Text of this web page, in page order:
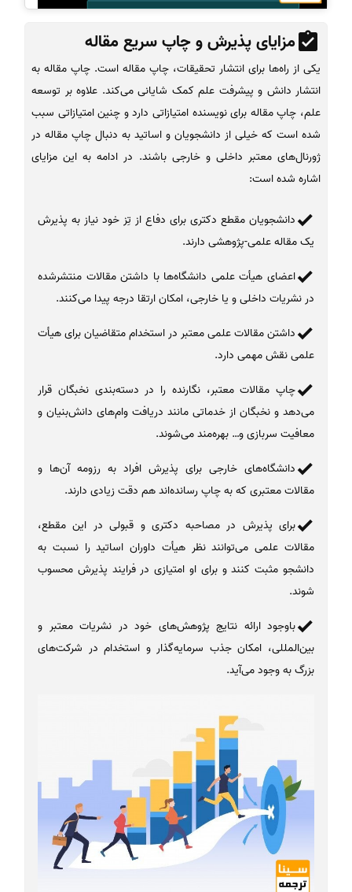
مزایای پذیرش و چاپ سریع مقاله
یکی از راه‌ها برای انتشار تحقیقات، چاپ مقاله است. چاپ مقاله به
انتشار دانش و پیشرفت علم کمک شایانی می‌کند. علاوه بر توسعه
علم، چاپ مقاله برای نویسنده امتیازاتی دارد و چنین امتیازاتی سبب
شده است که خیلی از دانشجویان و اساتید به دنبال چاپ مقاله در
ژورنال‌های معتبر داخلی و خارجی باشند. در ادامه به این مزایای
اشاره شده است:
دانشجویان مقطع دکتری برای دفاع از تِز خود نیاز به پذیرش
یک مقاله علمی‌-پژوهشی دارند.
اعضای هیأت علمی دانشگاه‌ها با داشتن مقالات منتشرشده
در نشریات داخلی و یا خارجی، امکان ارتقا درجه پیدا می‌کنند.
داشتن مقالات علمی معتبر در استخدام متقاضیان برای هیأت
علمی نقش مهمی دارد.
چاپ مقالات معتبر، نگارنده را در دسته‌بندی نخبگان قرار
می‌دهد و نخبگان از خدماتی مانند دریافت وام‌های دانش‌بنیان و
معافیت سربازی و… بهره‌مند می‌شوند.
دانشگاه‌های خارجی برای پذیرش افراد به رزومه آن‌ها و
مقالات معتبری که به چاپ رسانده‌اند هم دقت زیادی دارند.
برای پذیرش در مصاحبه دکتری و قبولی در این مقطع،
مقالات علمی می‌توانند نظر هیأت داوران اساتید را نسبت به
دانشجو مثبت کنند و برای او امتیازی در فرایند پذیرش محسوب
شوند.
باوجود ارائه نتایج پژوهش‌های خود در نشریات معتبر و
بین‌المللی، امکان جذب سرمایه‌گذار و استخدام در شرکت‌های
بزرگ به وجود می‌آید.